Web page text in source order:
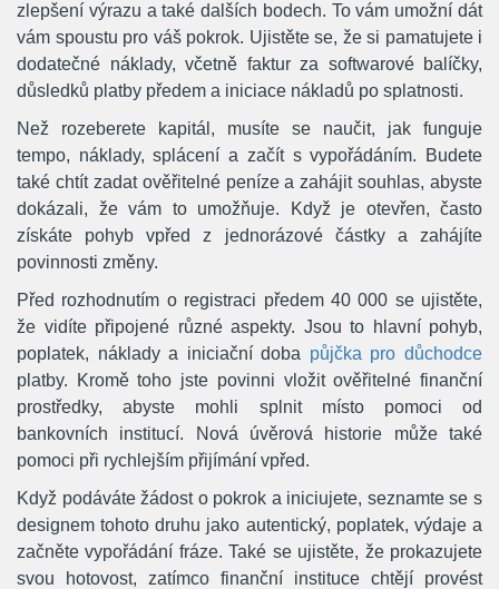
zlepšení výrazu a také dalších bodech. To vám umožní dát
vám spoustu pro váš pokrok. Ujistěte se, že si pamatujete i
dodatečné náklady, včetně faktur za softwarové balíčky,
důsledků platby předem a iniciace nákladů po splatnosti.
Než rozeberete kapitál, musíte se naučit, jak funguje
tempo, náklady, splácení a začít s vypořádáním. Budete
také chtít zadat ověřitelné peníze a zahájit souhlas, abyste
dokázali, že vám to umožňuje. Když je otevřen, často
získáte pohyb vpřed z jednorázové částky a zahájíte
povinnosti změny.
Před rozhodnutím o registraci předem 40 000 se ujistěte,
že vidíte připojené různé aspekty. Jsou to hlavní pohyb,
poplatek, náklady a iniciační doba půjčka pro důchodce
platby. Kromě toho jste povinni vložit ověřitelné finanční
prostředky, abyste mohli splnit místo pomoci od
bankovních institucí. Nová úvěrová historie může také
pomoci při rychlejším přijímání vpřed.
Když podáváte žádost o pokrok a iniciujete, seznamte se s
designem tohoto druhu jako autentický, poplatek, výdaje a
začněte vypořádání fráze. Také se ujistěte, že prokazujete
svou hotovost, zatímco finanční instituce chtějí provést